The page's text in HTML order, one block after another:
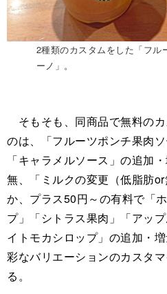
2種類のカスタムをした「フル
ーノ」。
そもそも、同商品で無料の
のは、「フルーツポンチ果肉
「キャラメルソース」の追加
無、「ミルクの変更（低脂肪
か、プラス50円～の有料で「
プ」「シトラス果肉」「アッ
イトモカシロップ」の追加・
彩なバリエーションのカスタ
る。